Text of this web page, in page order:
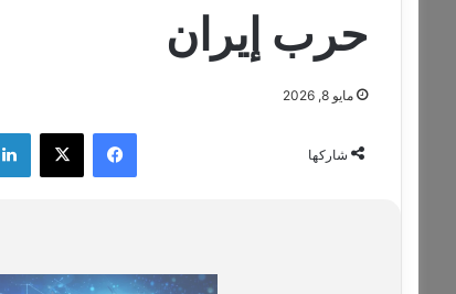
حرب إيران
مايو 8, 2026
شاركها
فيسبوك ‫X